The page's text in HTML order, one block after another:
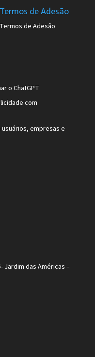
de Adesão
Termos de Adesão
o ChatGPT
com
usuários, empresas e
Jardim das Américas –